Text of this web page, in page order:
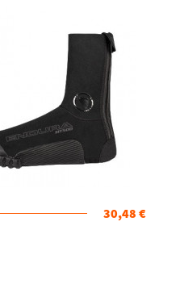
30,48 €